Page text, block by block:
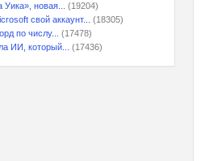
новая...
(19204)
свой аккаунт...
(18305)
по числу...
(17478)
ИИ, который...
(17436)